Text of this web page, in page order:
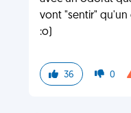
vont "sentir" qu'un
:o)
36 0